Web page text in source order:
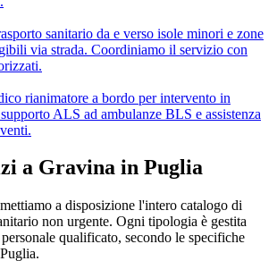
sanitario da e verso isole minori e zone
via strada. Coordiniamo il servizio con
rianimatore a bordo per intervento in
ALS ad ambulanze BLS e assistenza
a Gravina in Puglia
mettiamo a disposizione l'intero catalogo di
non urgente. Ogni tipologia è gestita
qualificato, secondo le specifiche
Puglia.